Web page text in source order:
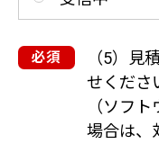
（5）見
せくださ
（ソフ
場合は、